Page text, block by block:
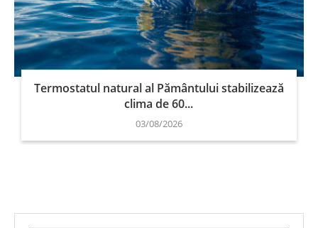
Termostatul natural al Pământului stabilizează
clima de 60...
03/08/2026